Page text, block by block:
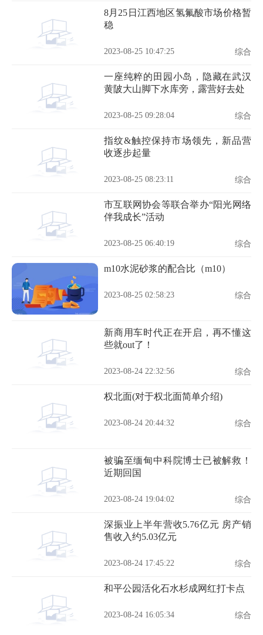
8月25日江西地区氢氟酸市场价格暂
稳
2023-08-25 10:47:25 综合
一座纯粹的田园小岛，隐藏在武汉
黄陂大山脚下水库旁，露营好去处
2023-08-25 09:28:04 综合
指纹&触控保持市场领先，新品营
收逐步起量
2023-08-25 08:23:11 综合
市互联网协会等联合举办“阳光网络
伴我成长”活动
2023-08-25 06:40:19 综合
m10水泥砂浆的配合比（m10）
2023-08-25 02:58:23 综合
新商用车时代正在开启，再不懂这
些就out了！
2023-08-24 22:32:56 综合
权北面(对于权北面简单介绍)
2023-08-24 20:44:32 综合
被骗至缅甸中科院博士已被解救！
近期回国
2023-08-24 19:04:02 综合
深振业上半年营收5.76亿元 房产销
售收入约5.03亿元
2023-08-24 17:45:22 综合
和平公园活化石水杉成网红打卡点
2023-08-24 16:05:34 综合